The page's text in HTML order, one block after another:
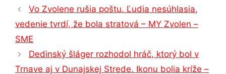
Vo Zvolene rušia poštu. Ľudia nesúhlasia,
vedenie tvrdí, že bola stratová – MY Zvolen –
SME
Dedinský šláger rozhodol hráč, ktorý bol v
Trnave aj v Dunajskej Strede. Ikonu bolia kríže –